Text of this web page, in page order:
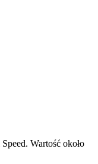
Wartość około